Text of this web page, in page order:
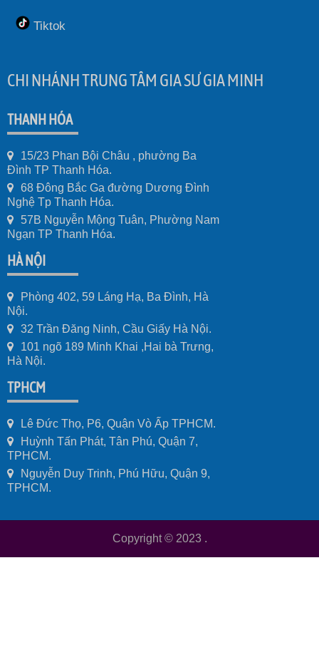
Tiktok
CHI NHÁNH TRUNG TÂM GIA SƯ GIA MINH
THANH HÓA
15/23 Phan Bội Châu , phường Ba
Đình TP Thanh Hóa.
68 Đông Bắc Ga đường Dương Đình
Nghệ Tp Thanh Hóa.
57B Nguyễn Mộng Tuân, Phường Nam
Ngạn TP Thanh Hóa.
HÀ NỘI
Phòng 402, 59 Láng Hạ, Ba Đình, Hà
Nội.
32 Trần Đăng Ninh, Cầu Giấy Hà Nội.
101 ngõ 189 Minh Khai ,Hai bà Trưng,
Hà Nội.
TPHCM
Lê Đức Thọ, P6, Quận Vò Ấp TPHCM.
Huỳnh Tấn Phát, Tân Phú, Quận 7,
TPHCM.
Nguyễn Duy Trinh, Phú Hữu, Quận 9,
TPHCM.
Copyright © 2023 .